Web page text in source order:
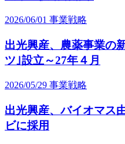
2026/06/01 事業戦略
出光興産、農薬事業の
ツ｣設立～27年４月
2026/05/29 事業戦略
出光興産、バイオマス
ビに採用